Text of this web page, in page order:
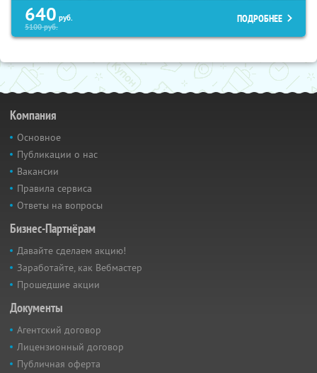
640 руб.
5100руб.
ПОДРОБНЕЕ
Компания
Основное
Публикации о нас
Вакансии
Правила сервиса
Ответы на вопросы
Бизнес-Партнёрам
Давайте сделаем акцию!
Заработайте, как Вебмастер
Прошедшие акции
Документы
Агентский договор
Лицензионный договор
Публичная оферта